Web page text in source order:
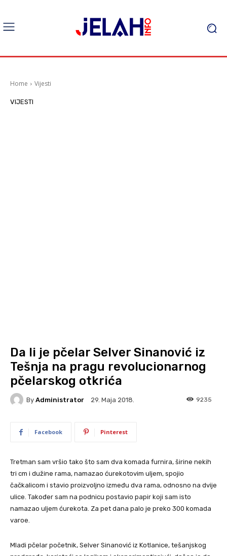
Home Vijesti
VIJESTI
Da li je pčelar Selver Sinanović iz
Tešnja na pragu revolucionarnog
pčelarskog otkrića
By Administrator 29. Maja 2018. 9235
Facebook Pinterest
Tretman sam vršio tako što sam dva komada furnira, širine nekih
tri cm i dužine rama, namazao ćurekotovim uljem, spojio
čačkalicom i stavio proizvoljno između dva rama, odnosno na dvije
ulice. Također sam na podnicu postavio papir koji sam isto
namazao uljem ćurekota. Za pet dana palo je preko 300 komada
varoe.
Mladi pčelar početnik, Selver Sinanović iz Kotlanice, tešanjskog